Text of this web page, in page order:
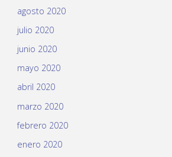
agosto 2020
julio 2020
junio 2020
mayo 2020
abril 2020
marzo 2020
febrero 2020
enero 2020